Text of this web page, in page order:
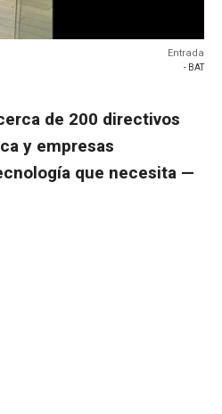
Entrada
- BAT
de 200 directivos
y empresas
que necesita —